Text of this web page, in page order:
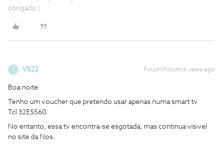
obrigado;)
V VS22 Forum|Forum|6 years ago
Boa noite
Tenho um voucher que pretendo usar apenas numa smart tv
Tcl 32ES560.
No entanto, essa tv encontra-se esgotada, mas continua visivel
no site da Nos.